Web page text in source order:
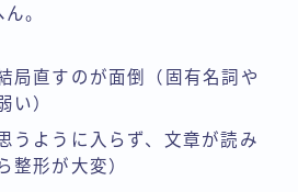
。
局直すのが面倒（固有名詞や
い）
うように入らず、文章が読み
整形が大変）